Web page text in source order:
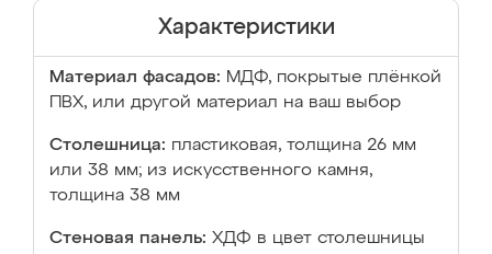
Характеристики
Материал фасадов: МДФ, покрытые плёнкой
ПВХ, или другой материал на ваш выбор
Столешница: пластиковая, толщина 26 мм
или 38 мм; из искусственного камня,
толщина 38 мм
Стеновая панель: ХДФ в цвет столешницы